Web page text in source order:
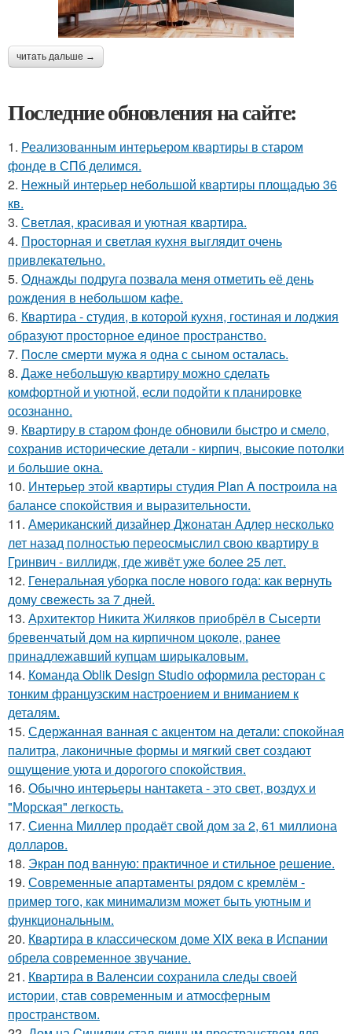
читать дальше →
Последние обновления на сайте:
1. Реализованным интерьером квартиры в старом
фонде в СПб делимся.
2. Нежный интерьер небольшой квартиры площадью 36
кв.
3. Светлая, красивая и уютная квартира.
4. Просторная и светлая кухня выглядит очень
привлекательно.
5. Однажды подруга позвала меня отметить её день
рождения в небольшом кафе.
6. Квартира - студия, в которой кухня, гостиная и лоджия
образуют просторное единое пространство.
7. После смерти мужа я одна с сыном осталась.
8. Даже небольшую квартиру можно сделать
комфортной и уютной, если подойти к планировке
осознанно.
9. Квартиру в старом фонде обновили быстро и смело,
сохранив исторические детали - кирпич, высокие потолки
и большие окна.
10. Интерьер этой квартиры студия Plan A построила на
балансе спокойствия и выразительности.
11. Американский дизайнер Джонатан Адлер несколько
лет назад полностью переосмыслил свою квартиру в
Гринвич - виллидж, где живёт уже более 25 лет.
12. Генеральная уборка после нового года: как вернуть
дому свежесть за 7 дней.
13. Архитектор Никита Жиляков приобрёл в Сысерти
бревенчатый дом на кирпичном цоколе, ранее
принадлежавший купцам ширыкаловым.
14. Команда Oblik Design Studio оформила ресторан с
тонким французским настроением и вниманием к
деталям.
15. Сдержанная ванная с акцентом на детали: спокойная
палитра, лаконичные формы и мягкий свет создают
ощущение уюта и дорогого спокойствия.
16. Обычно интерьеры нантакета - это свет, воздух и
"Морская" легкость.
17. Сиенна Миллер продаёт свой дом за 2, 61 миллиона
долларов.
18. Экран под ванную: практичное и стильное решение.
19. Современные апартаменты рядом с кремлём -
пример того, как минимализм может быть уютным и
функциональным.
20. Квартира в классическом доме XIX века в Испании
обрела современное звучание.
21. Квартира в Валенсии сохранила следы своей
истории, став современным и атмосферным
пространством.